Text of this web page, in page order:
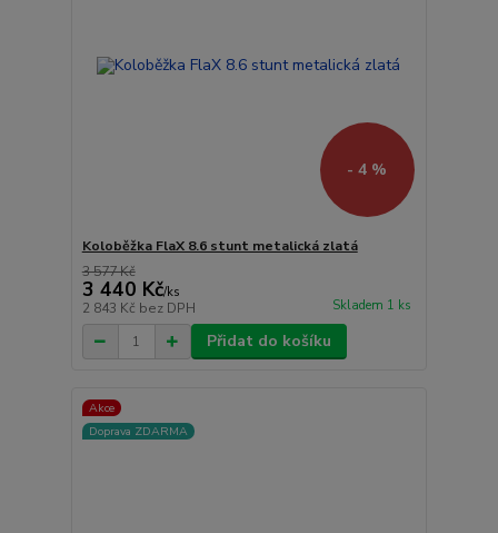
- 4 %
Koloběžka FlaX 8.6 stunt metalická zlatá
3 577 Kč
3 440 Kč/ks
2 843 Kč bez DPH Skladem 1 ks
Přidat do košíku
Akce
Doprava ZDARMA